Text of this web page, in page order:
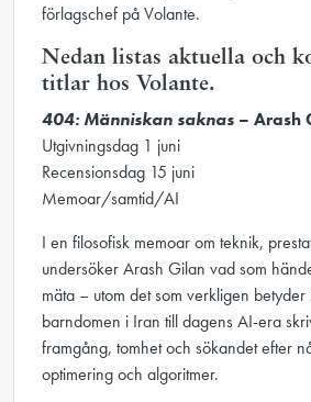
förlagschef på Volante.
Nedan listas aktuella och
titlar hos Volante.
404: Människan saknas – Arash
Utgivningsdag 1 juni
Recensionsdag 15 juni
Memoar/samtid/AI
I en filosofisk memoar om teknik,
undersöker Arash Gilan vad som
mäta – utom det som verkligen betyder
barndomen i Iran till dagens AI-era
framgång, tomhet och sökandet efter
optimering och algoritmer.